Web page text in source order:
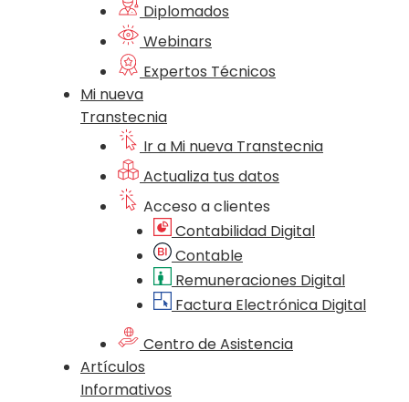
Diplomados
Webinars
Expertos Técnicos
Mi nueva
Transtecnia
Ir a Mi nueva Transtecnia
Actualiza tus datos
Acceso a clientes
Contabilidad Digital
Contable
Remuneraciones Digital
Factura Electrónica Digital
Centro de Asistencia
Artículos
Informativos